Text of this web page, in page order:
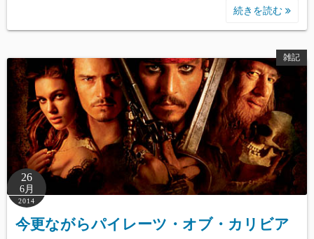
続きを読む
雑記
26
6月
2014
今更ながらパイレーツ・オブ・カリビア